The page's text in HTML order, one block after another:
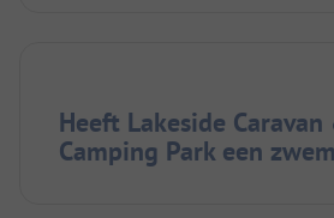
Heeft Lakeside Caravan
Camping Park een